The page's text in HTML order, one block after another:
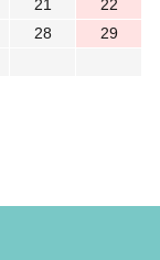
21
22
28
29